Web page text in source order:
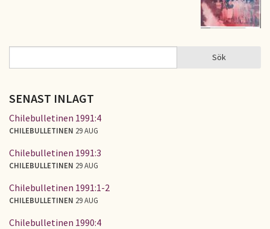
SÖKFORMULÄR Sök
SENAST INLAGT
Chilebulletinen 1991:4
CHILEBULLETINEN 29 AUG
Chilebulletinen 1991:3
CHILEBULLETINEN 29 AUG
Chilebulletinen 1991:1-2
CHILEBULLETINEN 29 AUG
Chilebulletinen 1990:4